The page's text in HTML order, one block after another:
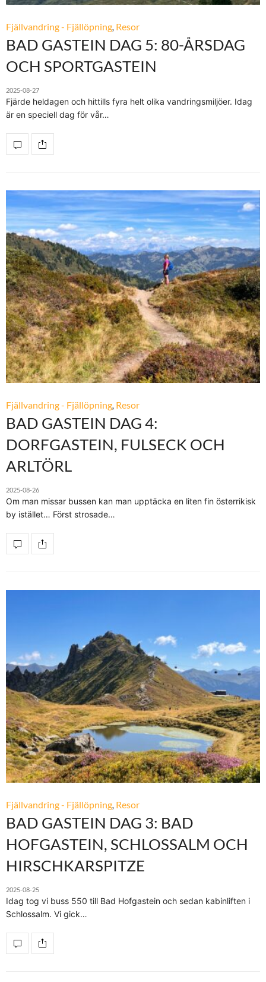
Fjällvandring - Fjällöpning, Resor
BAD GASTEIN DAG 5: 80-ÅRSDAG
OCH SPORTGASTEIN
2025-08-27
Fjärde heldagen och hittills fyra helt olika vandringsmiljöer. Idag
är en speciell dag för vår…
Fjällvandring - Fjällöpning, Resor
BAD GASTEIN DAG 4:
DORFGASTEIN, FULSECK OCH
ARLTÖRL
2025-08-26
Om man missar bussen kan man upptäcka en liten fin österrikisk
by istället… Först strosade…
Fjällvandring - Fjällöpning, Resor
BAD GASTEIN DAG 3: BAD
HOFGASTEIN, SCHLOSSALM OCH
HIRSCHKARSPITZE
2025-08-25
Idag tog vi buss 550 till Bad Hofgastein och sedan kabinliften i
Schlossalm. Vi gick…